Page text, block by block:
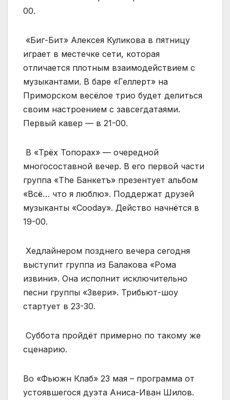
00.
«Биг-Бит» Алексея Куликова в пятницу
играет в местечке сети, которая
отличается плотным взаимодействием с
музыкантами. В баре «Геллерт» на
Приморском весёлое трио будет делиться
своим настроением с завсегдатаями.
Первый кавер — в 21-00.
В «Трёх Топорах» — очередной
многосоставной вечер. В его первой части
группа «The Банкетъ» презентует альбом
«Всё… что я люблю». Поддержат друзей
музыканты «Cooday». Действо начнётся в
19-00.
Хедлайнером позднего вечера сегодня
выступит группа из Балакова «Рома
извини». Она исполнит исключительно
песни группы «Звери». Трибьют-шоу
стартует в 23-30.
Суббота пройдёт примерно по такому же
сценарию.
Во «Фьюжн Клаб» 23 мая – программа от
устоявшегося дуэта Аниса-Иван Шилов.